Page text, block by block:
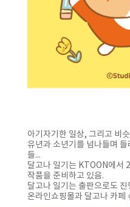
아기자기한 일상, 그리고 비
유년과 소년기를 넘나들며 들
들...
달고나 일기는 KTOON에서
작품을 준비하고 있음.
달고나 일기는 출판으로도
온라인쇼핑몰과 달고나 카페